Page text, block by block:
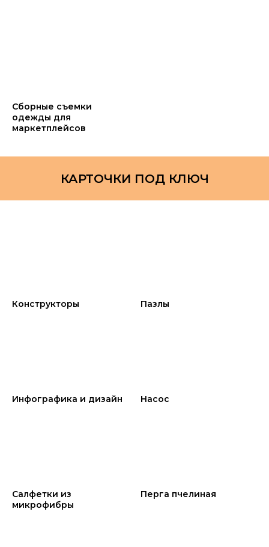
Сборные съемки
одежды для
маркетплейсов
КАРТОЧКИ ПОД КЛЮЧ
Конструкторы Пазлы
Инфографика и дизайн Насос
Салфетки из
микрофибры
Перга пчелиная